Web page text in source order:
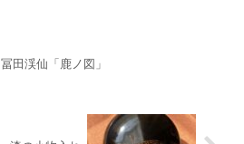
冨田渓仙「鹿ノ図」